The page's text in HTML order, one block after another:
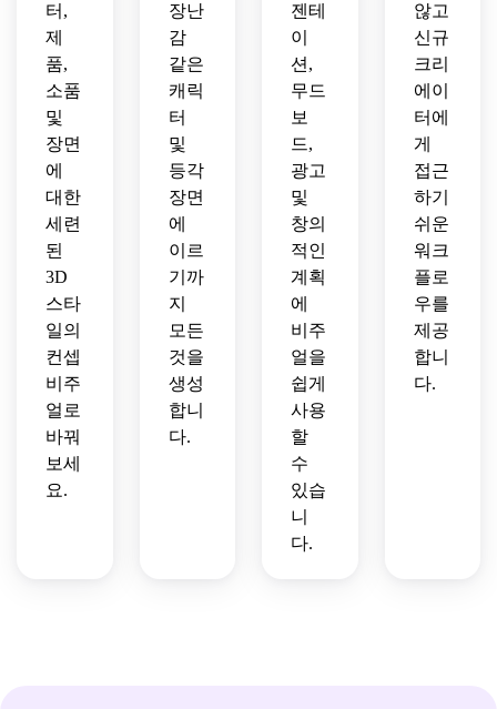
터,
제
품,
소품
및
장면
에
대한
세련
된
3D
스타
일의
컨셉
비주
얼로
바꿔
보세
요.
장난
감
같은
캐릭
터
및
등각
장면
에
이르
기까
지
모든
것을
생성
합니
다.
젠테
이
션,
무드
보
드,
광고
및
창의
적인
계획
에
비주
얼을
쉽게
사용
할
수
있습
니
다.
않고
신규
크리
에이
터에
게
접근
하기
쉬운
워크
플로
우를
제공
합니
다.